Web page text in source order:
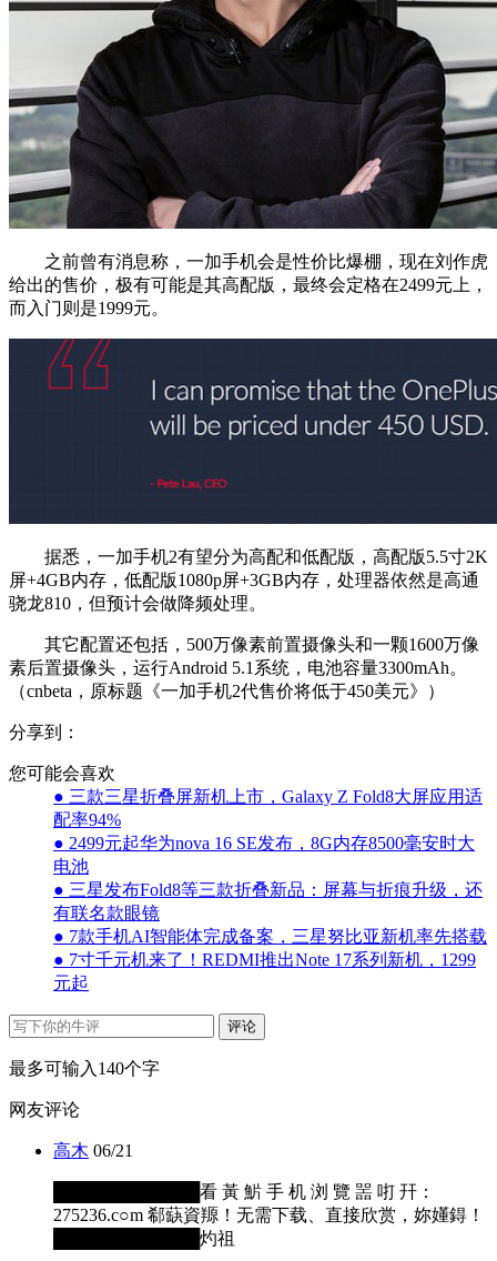
之前曾有消息称，一加手机会是性价比爆棚，现在刘作虎
给出的售价，极有可能是其高配版，最终会定格在2499元上，
而入门则是1999元。
据悉，一加手机2有望分为高配和低配版，高配版5.5寸2K
屏+4GB内存，低配版1080p屏+3GB内存，处理器依然是高通
骁龙810，但预计会做降频处理。
其它配置还包括，500万像素前置摄像头和一颗1600万像
素后置摄像头，运行Android 5.1系统，电池容量3300mAh。
（cnbeta，原标题《一加手机2代售价将低于450美元》）
分享到：
您可能会喜欢
● 三款三星折叠屏新机上市，Galaxy Z Fold8大屏应用适
配率94%
● 2499元起华为nova 16 SE发布，8G内存8500毫安时大
电池
● 三星发布Fold8等三款折叠新品：屏幕与折痕升级，还
有联名款眼镜
● 7款手机AI智能体完成备案，三星努比亚新机率先搭载
● 7寸千元机来了！REDMI推出Note 17系列新机，1299
元起
评论
最多可输入140个字
网友评论
高木 06/21
████████████看 黃 魸 手 机 浏 覽 噐 咑 幵：
275236.c○m 郗蒛資羱！无需下载、直接欣赏，妳嬞鍀！
████████████灼祖